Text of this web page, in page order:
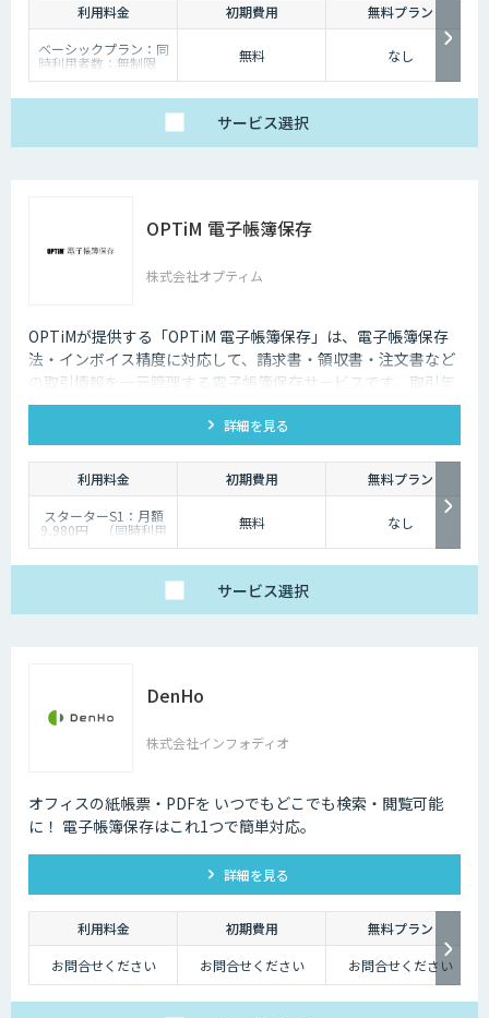
利用料金 初期費用
無料プラン
ベーシックプラン：同
時利用者数：無制限
年間アップロード上限
時利用者数：無制限
年間アップロード上限
1,200件
無料 なし
サービス選択
OPTiM 電子帳簿保存
株式会社オプティム
OPTiMが提供する「OPTiM 電子帳簿保存」は、電子帳簿保存
法・インボイス精度に対応して、請求書・領収書・注文書など
の取引情報を一元管理する電子帳簿保存サービスです。取引年
月日・取引金額・取引先をAIが自動入力し、項目管理できる点
詳細を見る
利用料金 初期費用
無料プラン
スターターS1：月額
9,980円 （同時利用
制限数：3名 月間ア
19,980円 （同時利用
制限数：5名 月間ア
制限数：10名 月間ア
ップロード上限：
1,000件）
ビジネスB1：月額
34,800円 （同時利用
ビジネスB2：月額
39,800円 （同時利用
制限数：20名 月間ア
2,000件）
制限数：30名 月間ア
ップロード上限：
3,000件）
エンタープライズ：ご
せください
無料 なし
サービス選択
DenHo
株式会社インフォディオ
オフィスの紙帳票・PDFを いつでもどこでも検索・閲覧可能
に！ 電子帳簿保存はこれ1つで簡単対応。
詳細を見る
利用料金 初期費用
無料プラン
お問合せください
お問合せください お問合せください